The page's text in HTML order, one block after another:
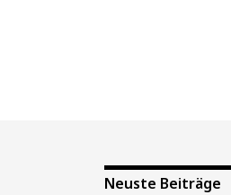
Neuste Beiträge